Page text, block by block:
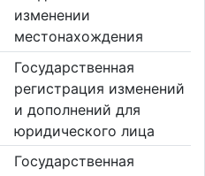
изменении
местонахождения
Государственная
регистрация изменений
и дополнений для
юридического лица
Государственная